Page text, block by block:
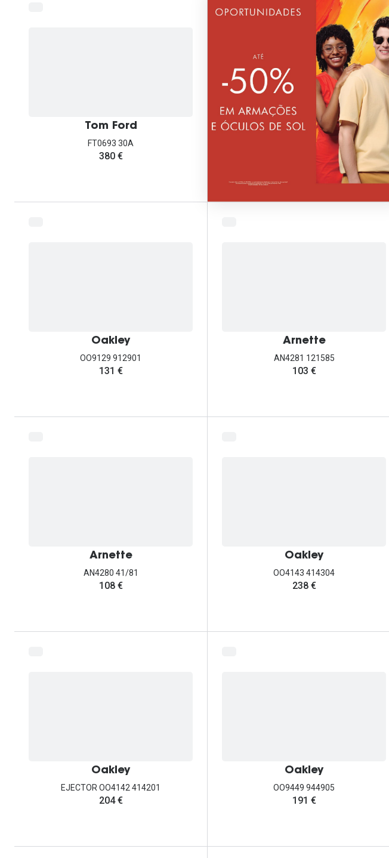
Tom Ford
FT0693 30A
380 €
Oakley
OO9129 912901
131 €
Arnette
AN4281 121585
103 €
Arnette
AN4280 41/81
108 €
Oakley
OO4143 414304
238 €
Oakley
EJECTOR OO4142 414201
204 €
Oakley
OO9449 944905
191 €